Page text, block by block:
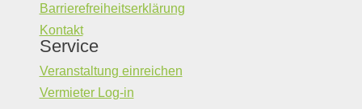
Barrierefreiheitserklärung
Kontakt
Service
Veranstaltung einreichen
Vermieter Log-in